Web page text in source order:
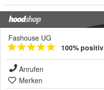
Fashouse UG
100% positiv
Anrufen
Merken